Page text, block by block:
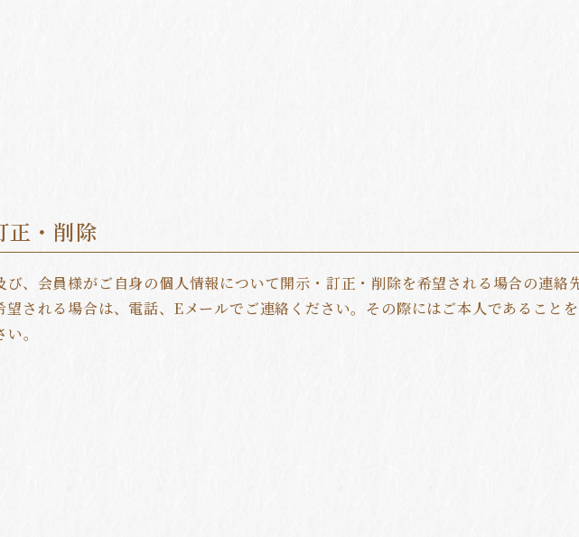
正・削除
、会員様がご自身の個人情報について開示・訂正・削除を希望される場合の連絡
される場合は、電話、Eメールでご連絡ください。その際にはご本人であることを
。